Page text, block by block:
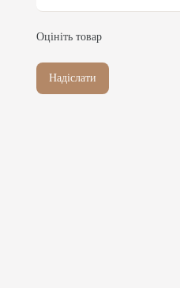
Оцініть товар
Надіслати